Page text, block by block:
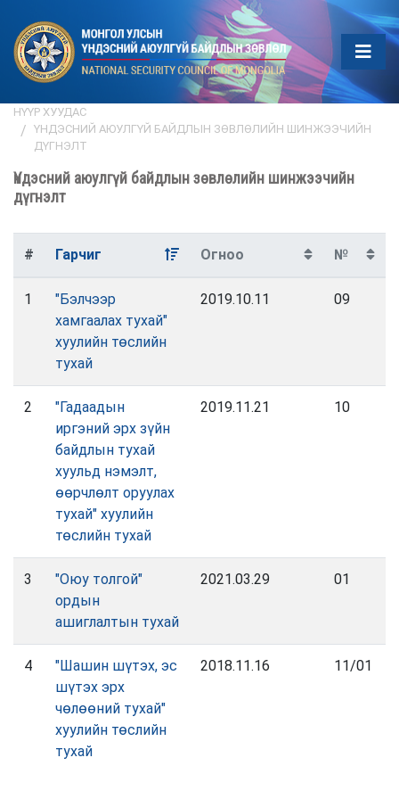
НҮҮР ХУУДАС
ҮНДЭСНИЙ АЮУЛГҮЙ БАЙДЛЫН ЗӨВЛӨЛИЙН ШИНЖЭЭЧИЙН
ДҮГНЭЛТ
Үндэсний аюулгүй байдлын зөвлөлийн шинжээчийн
дүгнэлт
# Гарчиг Огноо №
1
"Бэлчээр
хамгаалах тухай"
хуулийн төслийн
тухай
2019.10.11 09
2
"Гадаадын
иргэний эрх зүйн
байдлын тухай
хуульд нэмэлт,
өөрчлөлт оруулах
тухай" хуулийн
төслийн тухай
2019.11.21 10
3
"Оюу толгой"
ордын
ашиглалтын тухай
2021.03.29 01
4
"Шашин шүтэх, эс
шүтэх эрх
чөлөөний тухай"
хуулийн төслийн
тухай
2018.11.16 11/01